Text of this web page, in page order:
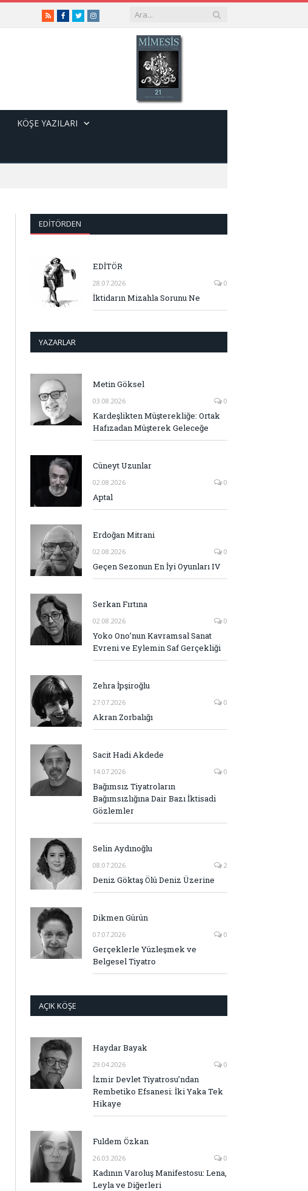
RSSFacebook
TwitterInstagram
KÖŞE YAZILARI
EDITÖRDEN
EDİTÖR
28.07.2026 0
İktidarın Mizahla Sorunu Ne
YAZARLAR
Metin Göksel
03.08.2026 0
Kardeşlikten Müşterekliğe: Ortak
Hafızadan Müşterek Geleceğe
Cüneyt Uzunlar
02.08.2026 0
Aptal
Erdoğan Mitrani
02.08.2026 0
Geçen Sezonun En İyi Oyunları IV
Serkan Fırtına
02.08.2026 0
Yoko Ono’nun Kavramsal Sanat
Evreni ve Eylemin Saf Gerçekliği
Zehra İpşiroğlu
27.07.2026 0
Akran Zorbalığı
Sacit Hadi Akdede
14.07.2026 0
Bağımsız Tiyatroların
Bağımsızlığına Dair Bazı İktisadi
Gözlemler
Selin Aydınoğlu
08.07.2026 2
Deniz Göktaş Ölü Deniz Üzerine
Dikmen Gürün
07.07.2026 0
Gerçeklerle Yüzleşmek ve
Belgesel Tiyatro
AÇIK KÖŞE
Haydar Bayak
29.04.2026 0
İzmir Devlet Tiyatrosu’ndan
Rembetiko Efsanesi: İki Yaka Tek
Hikaye
Fuldem Özkan
26.03.2026 0
Kadının Varoluş Manifestosu: Lena,
Leyla ve Diğerleri